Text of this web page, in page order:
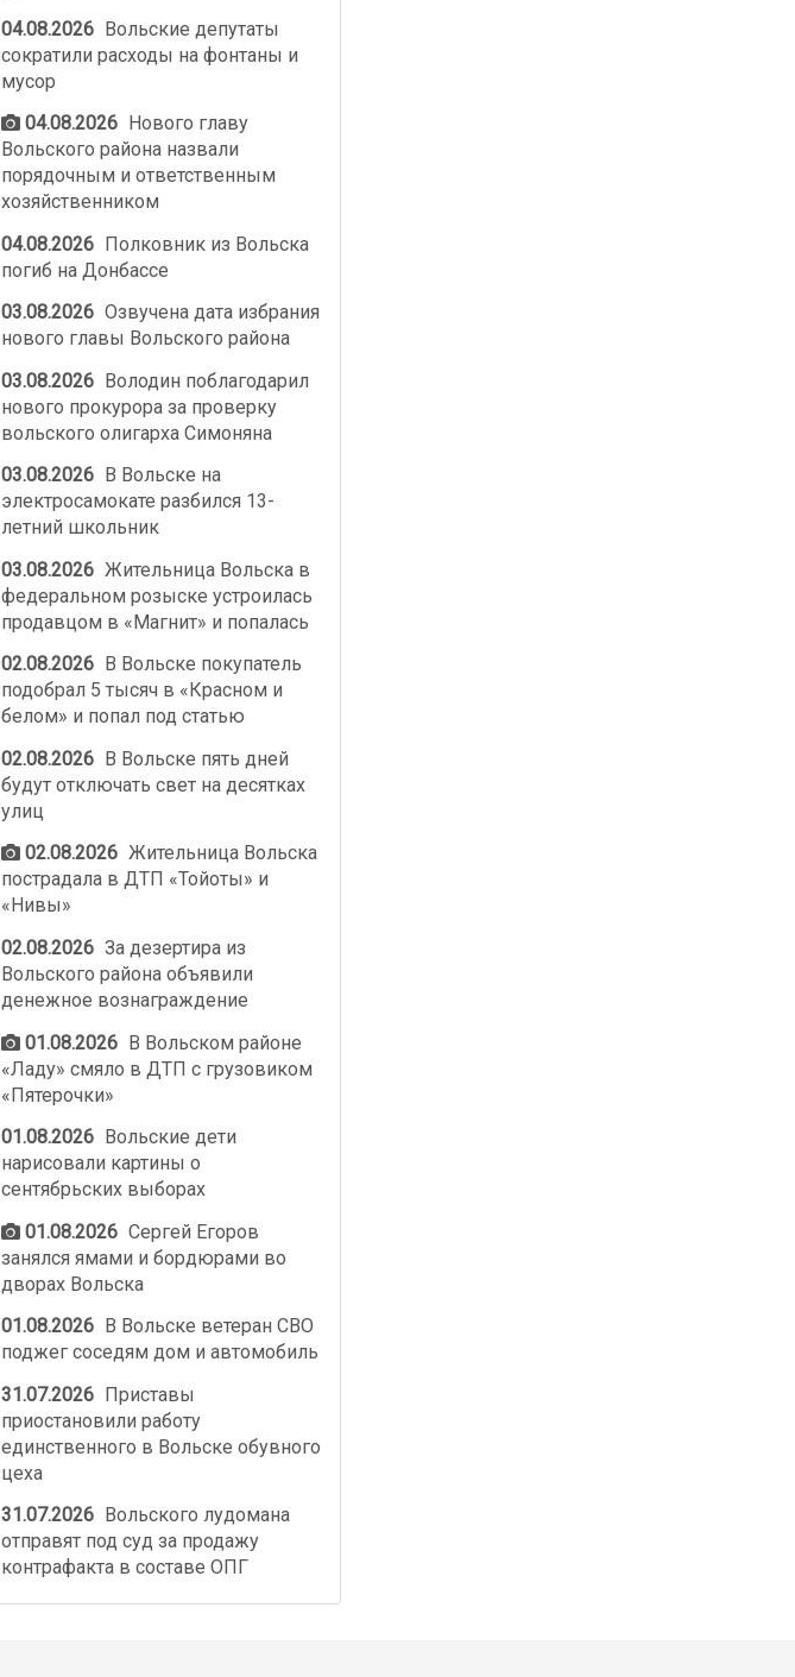
04.08.2026 Вольские депутаты
сократили расходы на фонтаны и
мусор
04.08.2026
Нового главу
Вольского района назвали
порядочным и ответственным
хозяйственником
04.08.2026 Полковник из Вольска
погиб на Донбассе
03.08.2026 Озвучена дата избрания
нового главы Вольского района
03.08.2026 Володин поблагодарил
нового прокурора за проверку
вольского олигарха Симоняна
03.08.2026
В Вольске на
электросамокате разбился 13-
летний школьник
03.08.2026 Жительница Вольска в
федеральном розыске устроилась
продавцом в «Магнит» и попалась
02.08.2026
В Вольске покупатель
подобрал 5 тысяч в «Красном и
белом» и попал под статью
02.08.2026 В Вольске пять дней
будут отключать свет на десятках
улиц
02.08.2026 Жительница Вольска
пострадала в ДТП «Тойоты» и
«Нивы»
02.08.2026 За дезертира из
Вольского района объявили
денежное вознаграждение
01.08.2026 В Вольском районе
«Ладу» смяло в ДТП с грузовиком
«Пятерочки»
01.08.2026 Вольские дети
нарисовали картины о
сентябрьских выборах
01.08.2026 Сергей Егоров
занялся ямами и бордюрами во
дворах Вольска
01.08.2026 В Вольске ветеран СВО
поджег соседям дом и автомобиль
31.07.2026 Приставы
приостановили работу
единственного в Вольске обувного
цеха
31.07.2026 Вольского лудомана
отправят под суд за продажу
контрафакта в составе ОПГ